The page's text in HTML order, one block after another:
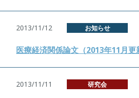
2013/11/12 お知らせ
医療経済関係論文（2013年11月
2013/11/11 研究会